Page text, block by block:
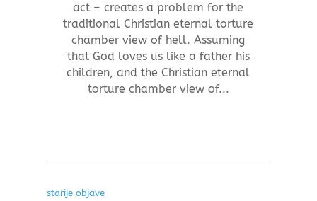
act – creates a problem for the
traditional Christian eternal torture
chamber view of hell. Assuming
that God loves us like a father his
children, and the Christian eternal
torture chamber view of...